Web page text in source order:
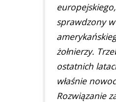
sprawdzony
żołnierzy.
ostatnich
właśnie
Rozwiązanie